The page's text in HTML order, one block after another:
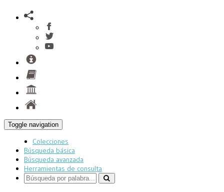
Toggle navigation
Colecciones
Búsqueda básica
Búsqueda avanzada
Herramientas de consulta